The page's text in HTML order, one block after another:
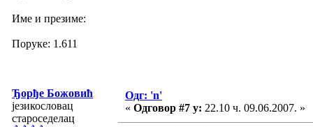
Име и презиме:
Поруке: 1.611
Ђорђе Божовић
језикословац
староседелац
Одг: 'n'
« Одговор #7 у: 22.10 ч. 09.06.2007. »